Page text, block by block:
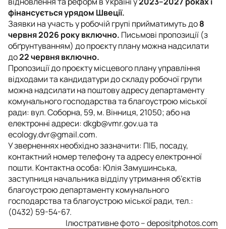
фінансується урядом Швеції.
Заявки на участь у робочій групі прийматимуть до8
червня 2026 року включно. Письмові пропозиції (з
обґрунтуванням) до проєкту плану можна надсилати
до22 червня включно.
Пропозиції до проєкту місцевого плану управління
відходами та кандидатури до складу робочої групи
можна надсилати на поштову адресу департаменту
комунального господарства та благоустрою міської
ради: вул. Соборна, 59, м. Вінниця, 21050; або на
електронні адреси:dkgb@vmr.gov.uaта
ecology.dvr@gmail.com.
У зверненнях необхідно зазначити: ПІБ, посаду,
контактний номер телефону та адресу електронної
пошти. Контактна особа: Юлія Замушинська,
заступниця начальника відділу утримання об’єктів
благоустрою департаменту комунального
господарства та благоустрою міської ради, тел.:
(0432) 59-54-67.
Ілюстративне фото – depositphotos.com